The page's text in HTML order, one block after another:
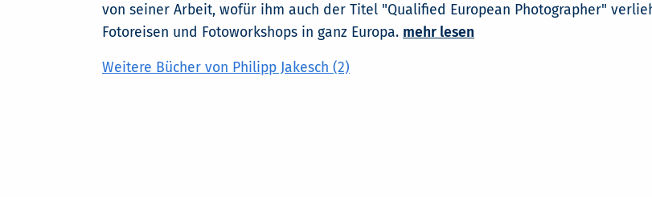
von seiner Arbeit, wofür ihm auch der Titel "Qualified European Photographer"
Fotoreisen und Fotoworkshops in ganz Europa. mehr lesen
Weitere Bücher von Philipp Jakesch (2)